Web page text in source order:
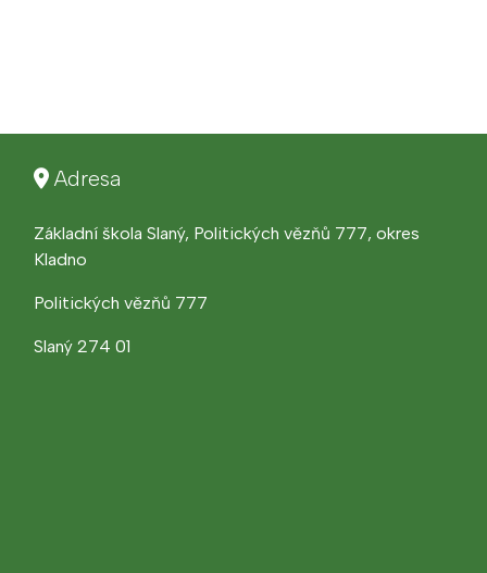
Adresa
Základní škola Slaný, Politických vězňů 777, okres
Kladno
Politických vězňů 777
Slaný 274 01